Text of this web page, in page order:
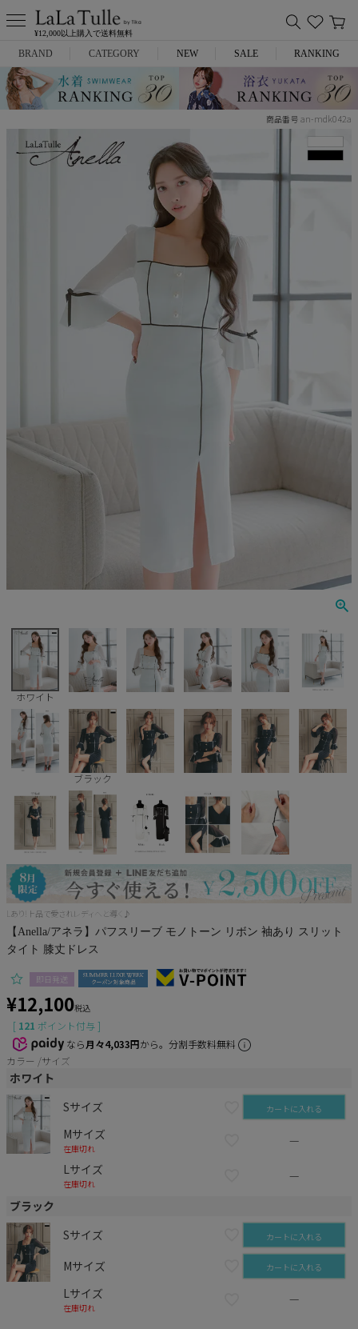
¥12,000以上購入で送料無料
BRAND
Anella
ROBE de FLEURS
JENNNY
COMEX
Rechercher
Pleaser
CATEGORY
ミニドレス
ロングドレス
NEW SALE RANKING
商品番号 an-mdk042a
ホワイト
ブラック
Lあり!上品で愛されレディへと導く♪
【Anella/アネラ】パフスリーブ モノトーン リボン 袖あり スリット
タイト 膝丈ドレス
即日発送
¥12,100税込
[ 121 ポイント付与 ]
なら月々4,033円から。分割手数料無料
カラー
サイズ
ホワイト
Sサイズ
カートに入れる
Mサイズ
在庫切れ
—
Lサイズ
在庫切れ
—
ブラック
Sサイズ
カートに入れる
Mサイズ カートに入れる
Lサイズ
在庫切れ
—